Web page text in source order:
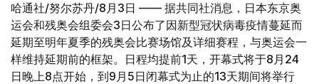
哈通社/努尔苏丹/8月3日 —— 据共同社消息，日本东京奥
运会和残奥会组委会3日公布了因新型冠状病毒疫情蔓延而
延期至明年夏季的残奥会比赛场馆及详细赛程，与奥运会一
样维持延期前的框架。日程均提前1天，开幕式将于8月24
日晚上8点开始，到9月5日闭幕式为止的13天期间将举行